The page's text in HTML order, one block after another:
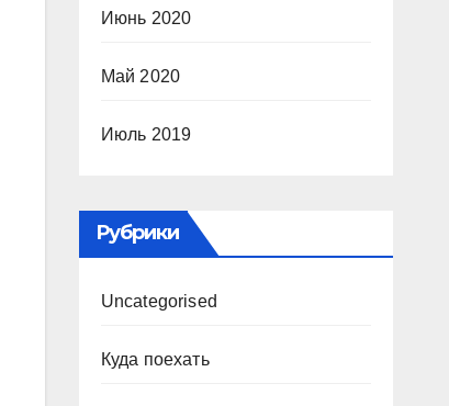
Июнь 2020
Май 2020
Июль 2019
Рубрики
Uncategorised
Куда поехать